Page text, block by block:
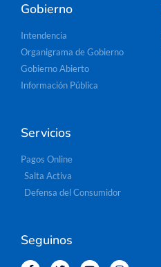
Gobierno
Intendencia
Organigrama de Gobierno
Gobierno Abierto
Información Pública
Servicios
Pagos Online
Salta Activa
Defensa del Consumidor
Seguinos